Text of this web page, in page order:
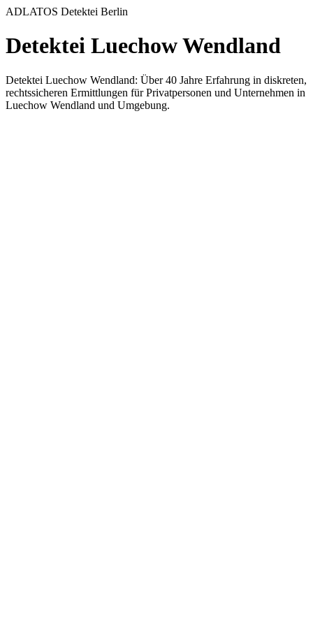
ADLATOS Detektei Berlin
Detektei Luechow Wendland
Detektei Luechow Wendland: Über 40 Jahre Erfahrung in diskreten,
rechtssicheren Ermittlungen für Privatpersonen und Unternehmen in
Luechow Wendland und Umgebung.